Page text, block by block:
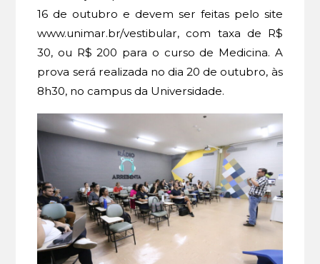
16 de outubro e devem ser feitas pelo site
www.unimar.br/vestibular, com taxa de R$
30, ou R$ 200 para o curso de Medicina. A
prova será realizada no dia 20 de outubro, às
8h30, no campus da Universidade.